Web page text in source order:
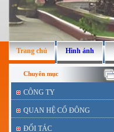
Trang chủ Hình ảnh
Chuyên mục
CÔNG TY
QUAN HỆ CỔ ĐÔNG
ĐỐI TÁC